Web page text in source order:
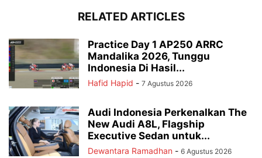
RELATED ARTICLES
Practice Day 1 AP250 ARRC
Mandalika 2026, Tunggu
Indonesia Di Hasil...
Hafid Hapid - 7 Agustus 2026
Audi Indonesia Perkenalkan The
New Audi A8L, Flagship
Executive Sedan untuk...
Dewantara Ramadhan - 6 Agustus 2026